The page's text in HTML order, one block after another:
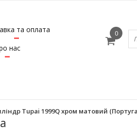
та оплата
нас
Tupai 1999Q хром матовий